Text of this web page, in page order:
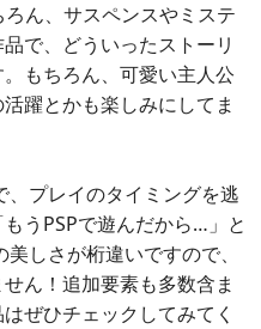
ん、サスペンスやミステ
で、どういったストーリ
もちろん、可愛い主人公
躍とかも楽しみにしてま
、プレイのタイミングを逃
うPSPで遊んだから…」と
しさが桁違いですので、
ん！追加要素も多数含ま
ぜひチェックしてみてく